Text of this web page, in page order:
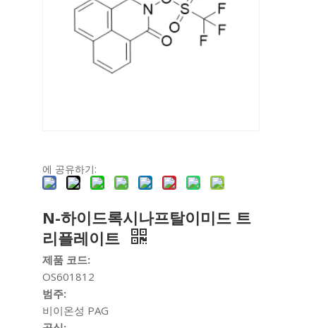
에 공유하기:
N-하이드록시나프탈이미드 트
리플레이트
제품 코드:
OS601812
범주:
비이온성 PAG